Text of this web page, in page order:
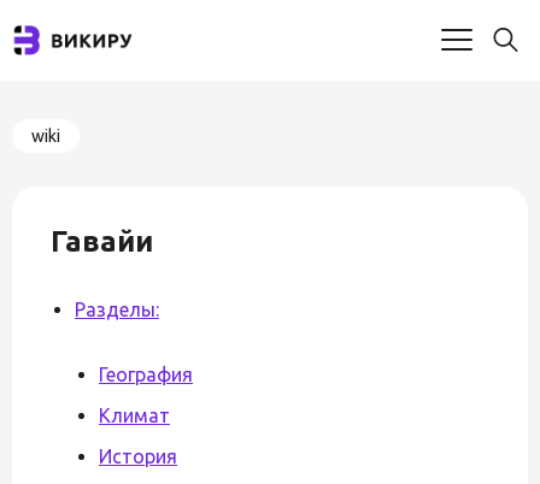
wiki
Гавайи
Разделы:
География
Климат
История